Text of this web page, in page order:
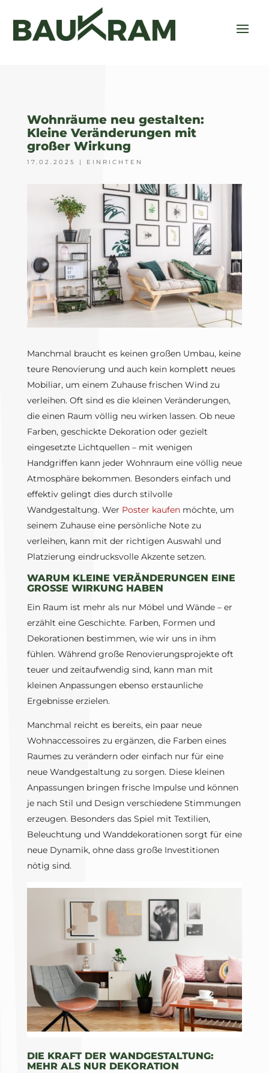
Wohnräume neu gestalten:
Kleine Veränderungen mit
großer Wirkung
17.02.2025 | EINRICHTEN
Manchmal braucht es keinen großen Umbau, keine
teure Renovierung und auch kein komplett neues
Mobiliar, um einem Zuhause frischen Wind zu
verleihen. Oft sind es die kleinen Veränderungen,
die einen Raum völlig neu wirken lassen. Ob neue
Farben, geschickte Dekoration oder gezielt
eingesetzte Lichtquellen – mit wenigen
Handgriffen kann jeder Wohnraum eine völlig neue
Atmosphäre bekommen. Besonders einfach und
effektiv gelingt dies durch stilvolle
Wandgestaltung. Wer Poster kaufenmöchte, um
seinem Zuhause eine persönliche Note zu
verleihen, kann mit der richtigen Auswahl und
Platzierung eindrucksvolle Akzente setzen.
WARUM KLEINE VERÄNDERUNGEN EINE
GROSSE WIRKUNG HABEN
Ein Raum ist mehr als nur Möbel und Wände – er
erzählt eine Geschichte. Farben, Formen und
Dekorationen bestimmen, wie wir uns in ihm
fühlen. Während große Renovierungsprojekte oft
teuer und zeitaufwendig sind, kann man mit
kleinen Anpassungen ebenso erstaunliche
Ergebnisse erzielen.
Manchmal reicht es bereits, ein paar neue
Wohnaccessoires zu ergänzen, die Farben eines
Raumes zu verändern oder einfach nur für eine
neue Wandgestaltung zu sorgen. Diese kleinen
Anpassungen bringen frische Impulse und können
je nach Stil und Design verschiedene Stimmungen
erzeugen. Besonders das Spiel mit Textilien,
Beleuchtung und Wanddekorationen sorgt für eine
neue Dynamik, ohne dass große Investitionen
nötig sind.
DIE KRAFT DER WANDGESTALTUNG:
MEHR ALS NUR DEKORATION